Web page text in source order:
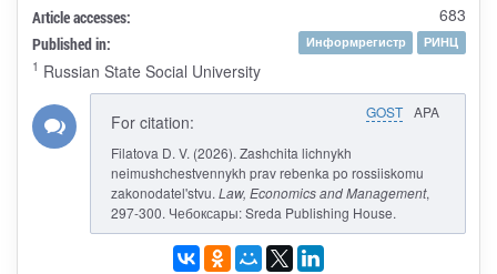
Article accesses:
683
Published in: Информрегистр
РИНЦ
1 Russian State Social University
GOST APA
For citation:
Filatova D. V. (2026). Zashchita lichnykh
neimushchestvennykh prav rebenka po rossiiskomu
zakonodatel'stvu. Law, Economics and Management,
297-300. Чебоксары: Sreda Publishing House.